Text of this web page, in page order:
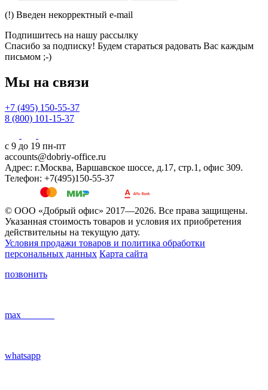
(!) Введен некорректный e-mail
Подпишитесь на нашу рассылку
Спасибо за подписку! Будем стараться радовать Вас каждым
письмом ;-)
Мы на связи
+7 (495) 150-55-37
8 (800) 101-15-37
с 9 до 19 пн-пт
accounts@dobriy-office.ru
Адрес: г.Москва, Варшавское шоссе, д.17, стр.1, офис 309.
Телефон: +7(495)150-55-37
© ООО «Добрый офис» 2017—2026. Все права защищены.
Указанная стоимость товаров и условия их приобретения
действительны на текущую дату.
Условия продажи товаров и политика обработки
персональных данных Карта сайта
позвонить
max
whatsapp